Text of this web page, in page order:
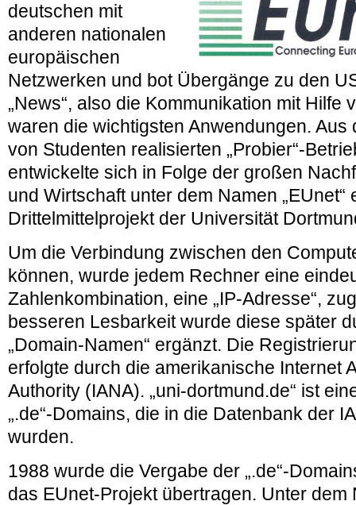
deutschen mit
anderen nationalen
europäischen
Netzwerken und bot Übergänge zu den
„News“, also die Kommunikation mit Hilfe
waren die wichtigsten Anwendungen. Aus
von Studenten realisierten „Probier“-
entwickelte sich in Folge der großen
und Wirtschaft unter dem Namen „EUnet“
Drittelmittelprojekt der Universität
Um die Verbindung zwischen den
können, wurde jedem Rechner eine
Zahlenkombination, eine „IP-Adresse“,
besseren Lesbarkeit wurde diese später
„Domain-Namen“ ergänzt. Die
erfolgte durch die amerikanische Internet
Authority (IANA). „uni-dortmund.de“ ist
„.de“-Domains, die in die Datenbank der
wurden.
1988 wurde die Vergabe der „.de“-
das EUnet-Projekt übertragen. Unter